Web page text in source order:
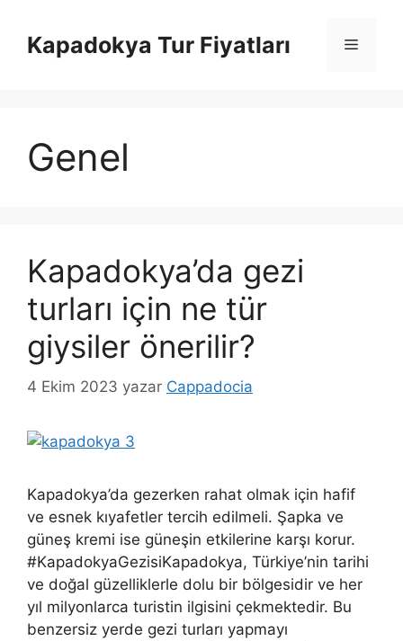
Kapadokya Tur Fiyatları Menü
Genel
Kapadokya’da gezi
turları için ne tür
giysiler önerilir?
4 Ekim 2023 yazar Cappadocia
Kapadokya’da gezerken rahat olmak için hafif
ve esnek kıyafetler tercih edilmeli. Şapka ve
güneş kremi ise güneşin etkilerine karşı korur.
#KapadokyaGezisiKapadokya, Türkiye’nin tarihi
ve doğal güzelliklerle dolu bir bölgesidir ve her
yıl milyonlarca turistin ilgisini çekmektedir. Bu
benzersiz yerde gezi turları yapmayı